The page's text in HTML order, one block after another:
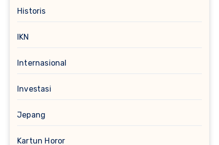
Historis
IKN
Internasional
Investasi
Jepang
Kartun Horor